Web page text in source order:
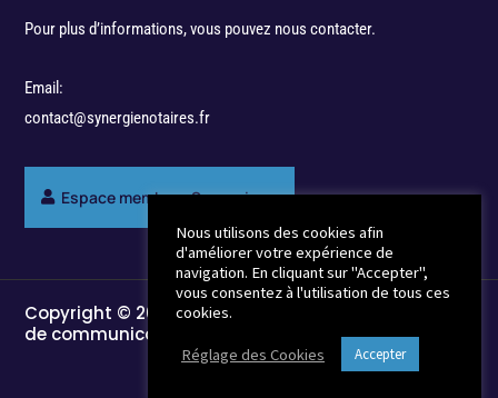
Pour plus d’informations, vous pouvez nous contacter.
Email:
contact@synergienotaires.fr
Espace membres Synergie
Copyright © 2022 - Break-Out Company - Agence
de communication
Nous utilisons des cookies afin
d'améliorer votre expérience de
navigation. En cliquant sur "Accepter",
vous consentez à l'utilisation de tous ces
cookies.
Réglage des Cookies Accepter